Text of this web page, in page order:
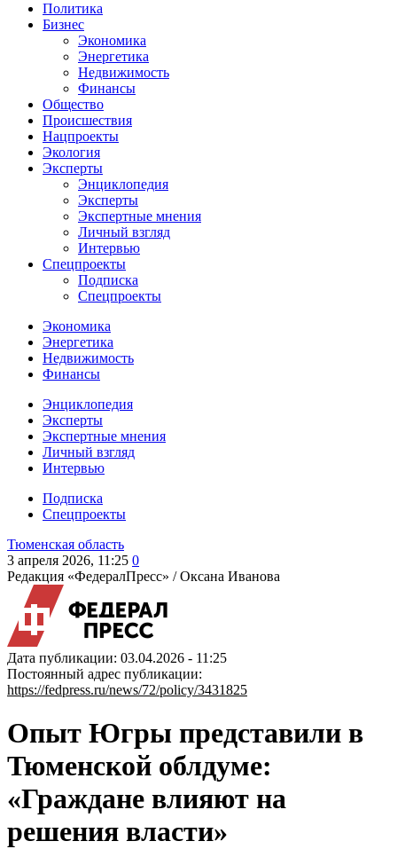
Политика
Бизнес
Экономика
Энергетика
Недвижимость
Финансы
Общество
Происшествия
Нацпроекты
Экология
Эксперты
Энциклопедия
Эксперты
Экспертные мнения
Личный взгляд
Интервью
Спецпроекты
Подписка
Спецпроекты
Экономика
Энергетика
Недвижимость
Финансы
Энциклопедия
Эксперты
Экспертные мнения
Личный взгляд
Интервью
Подписка
Спецпроекты
Тюменская область
3 апреля 2026, 11:25 0
Редакция «ФедералПресс» /Оксана Иванова
Дата публикации: 03.04.2026 - 11:25
Постоянный адрес публикации:
https://fedpress.ru/news/72/policy/3431825
Опыт Югры представили в
Тюменской облдуме:
«Граждане влияют на
решения власти»